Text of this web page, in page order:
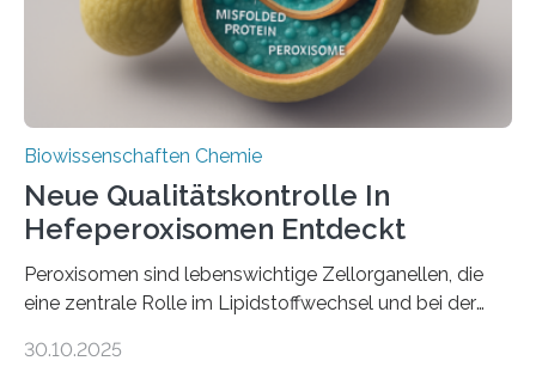
Biowissenschaften Chemie
Neue Qualitätskontrolle In
Hefeperoxisomen Entdeckt
Peroxisomen sind lebenswichtige Zellorganellen, die
eine zentrale Rolle im Lipidstoffwechsel und bei der
erfüllen können, müssen zahlreiche Enzyme präzise in
30.10.2025